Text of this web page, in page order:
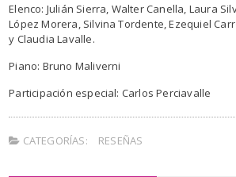
Elenco: Julián Sierra, Walter Canella, Laura
López Morera, Silvina Tordente, Ezequiel
y Claudia Lavalle.
Piano: Bruno Maliverni
Participación especial: Carlos Perciavalle
CATEGORÍAS: RESEÑAS